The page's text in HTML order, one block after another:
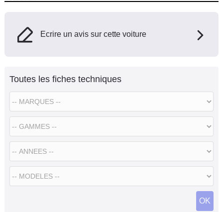
Ecrire un avis sur cette voiture
Toutes les fiches techniques